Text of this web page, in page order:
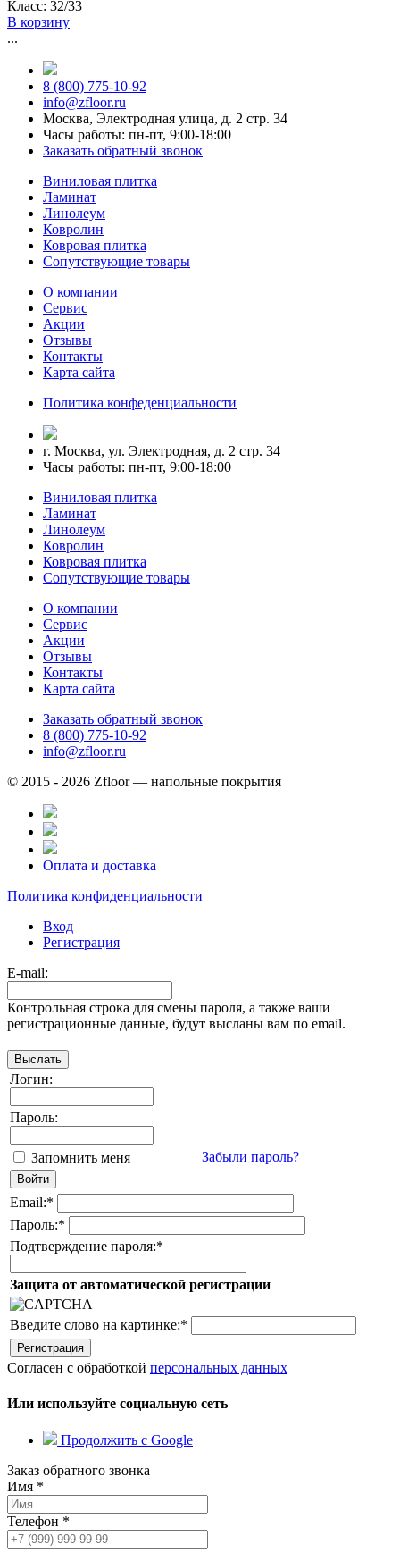
ковролин balta
ковролин бордовый
ковролин коричневый
ковролин ideal
ковролин medusa
Класс: 32/33
В корзину
...
8 (800) 775-10-92
info@zfloor.ru
Москва, Электродная улица, д. 2 стр. 34
Часы работы: пн-пт, 9:00-18:00
Заказать обратный звонок
Виниловая плитка
Ламинат
Линолеум
Ковролин
Ковровая плитка
Сопутствующие товары
О компании
Сервис
Акции
Отзывы
Контакты
Карта сайта
Политика конфеденциальности
г. Москва, ул. Электродная, д. 2 стр. 34
Часы работы: пн-пт, 9:00-18:00
Виниловая плитка
Ламинат
Линолеум
Ковролин
Ковровая плитка
Сопутствующие товары
О компании
Сервис
Акции
Отзывы
Контакты
Карта сайта
Заказать обратный звонок
8 (800) 775-10-92
info@zfloor.ru
© 2015 - 2026 Zfloor — напольные покрытия
Оплата и доставка
Политика конфиденциальности
Вход
Регистрация
E-mail:
Контрольная строка для смены пароля, а также ваши
регистрационные данные, будут высланы вам по email.
Логин:
Пароль:
Запомнить меня Забыли пароль?
Email:*
Пароль:*
Подтверждение пароля:*
Защита от автоматической регистрации
Введите слово на картинке:*
Согласен с обработкой персональных данных
Или используйте социальную сеть
Продолжить с Google
Заказ обратного звонка
Имя *
Телефон *